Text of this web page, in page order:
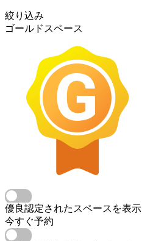
絞り込み
ゴールドスペース
優良認定されたスペースを表示
今すぐ予約